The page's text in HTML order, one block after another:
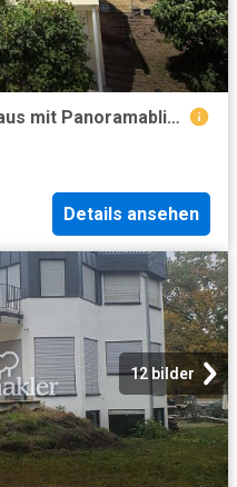
Freistehendes Einfamilienhaus mit Panoramablick über Bad Kreuznach
Details ansehen
12 bilder